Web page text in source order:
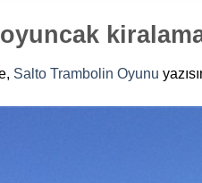
Salto Trambolin Oyunu